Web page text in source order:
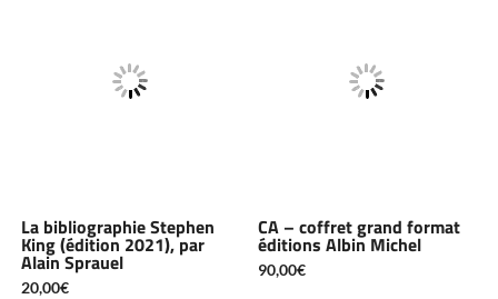
La bibliographie Stephen
King (édition 2021), par
Alain Sprauel
20,00€
CA – coffret grand format
éditions Albin Michel
90,00€